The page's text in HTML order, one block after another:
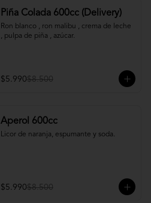
Piña Colada 600cc (Delivery)
Ron blanco , ron malibu , crema de leche
, pulpa de piña , azúcar.
$5.990$8.500
Aperol 600cc
Licor de naranja, espumante y soda.
$5.990$8.500